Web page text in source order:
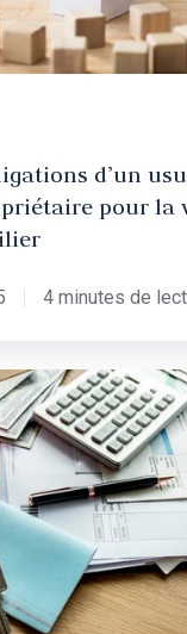
d’un
pour la
4 minutes de